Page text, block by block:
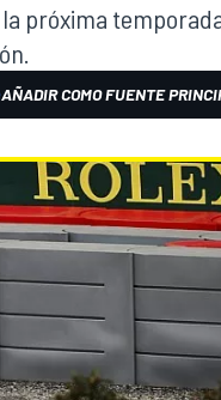
próxima
AÑADIR COMO FUENTE